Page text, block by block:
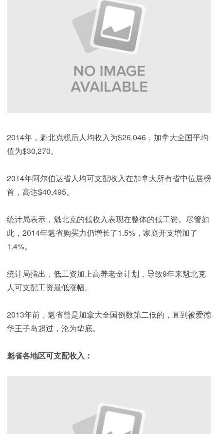
2014年，魁北克税后人均收入为$26,046，加拿大全国平均
值为$30,270。
2014年阿尔伯达省人均可支配收入在加拿大所有省中位居榜
首，高达$40,495。
统计局表示，魁北克的低收入表现在整体的低工资。尽管如
此，2014年魁省购买力仍增长了1.5%，家庭开支增加了
1.4%。
统计局指出，低工资加上高养老金计划，导致9年来魁北克
人可支配工资最低涨幅。
2013年前，魁省曾是加拿大全国倒数第二低的，直到被爱德
华王子岛超过，沦为垫底。
魁省各地区可支配收入：